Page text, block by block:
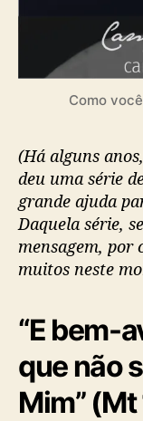
Como
(Há alguns
deu uma série
grande ajuda
Daquela série,
mensagem, por
muitos neste
“E bem-
que não
Mim” (Mt